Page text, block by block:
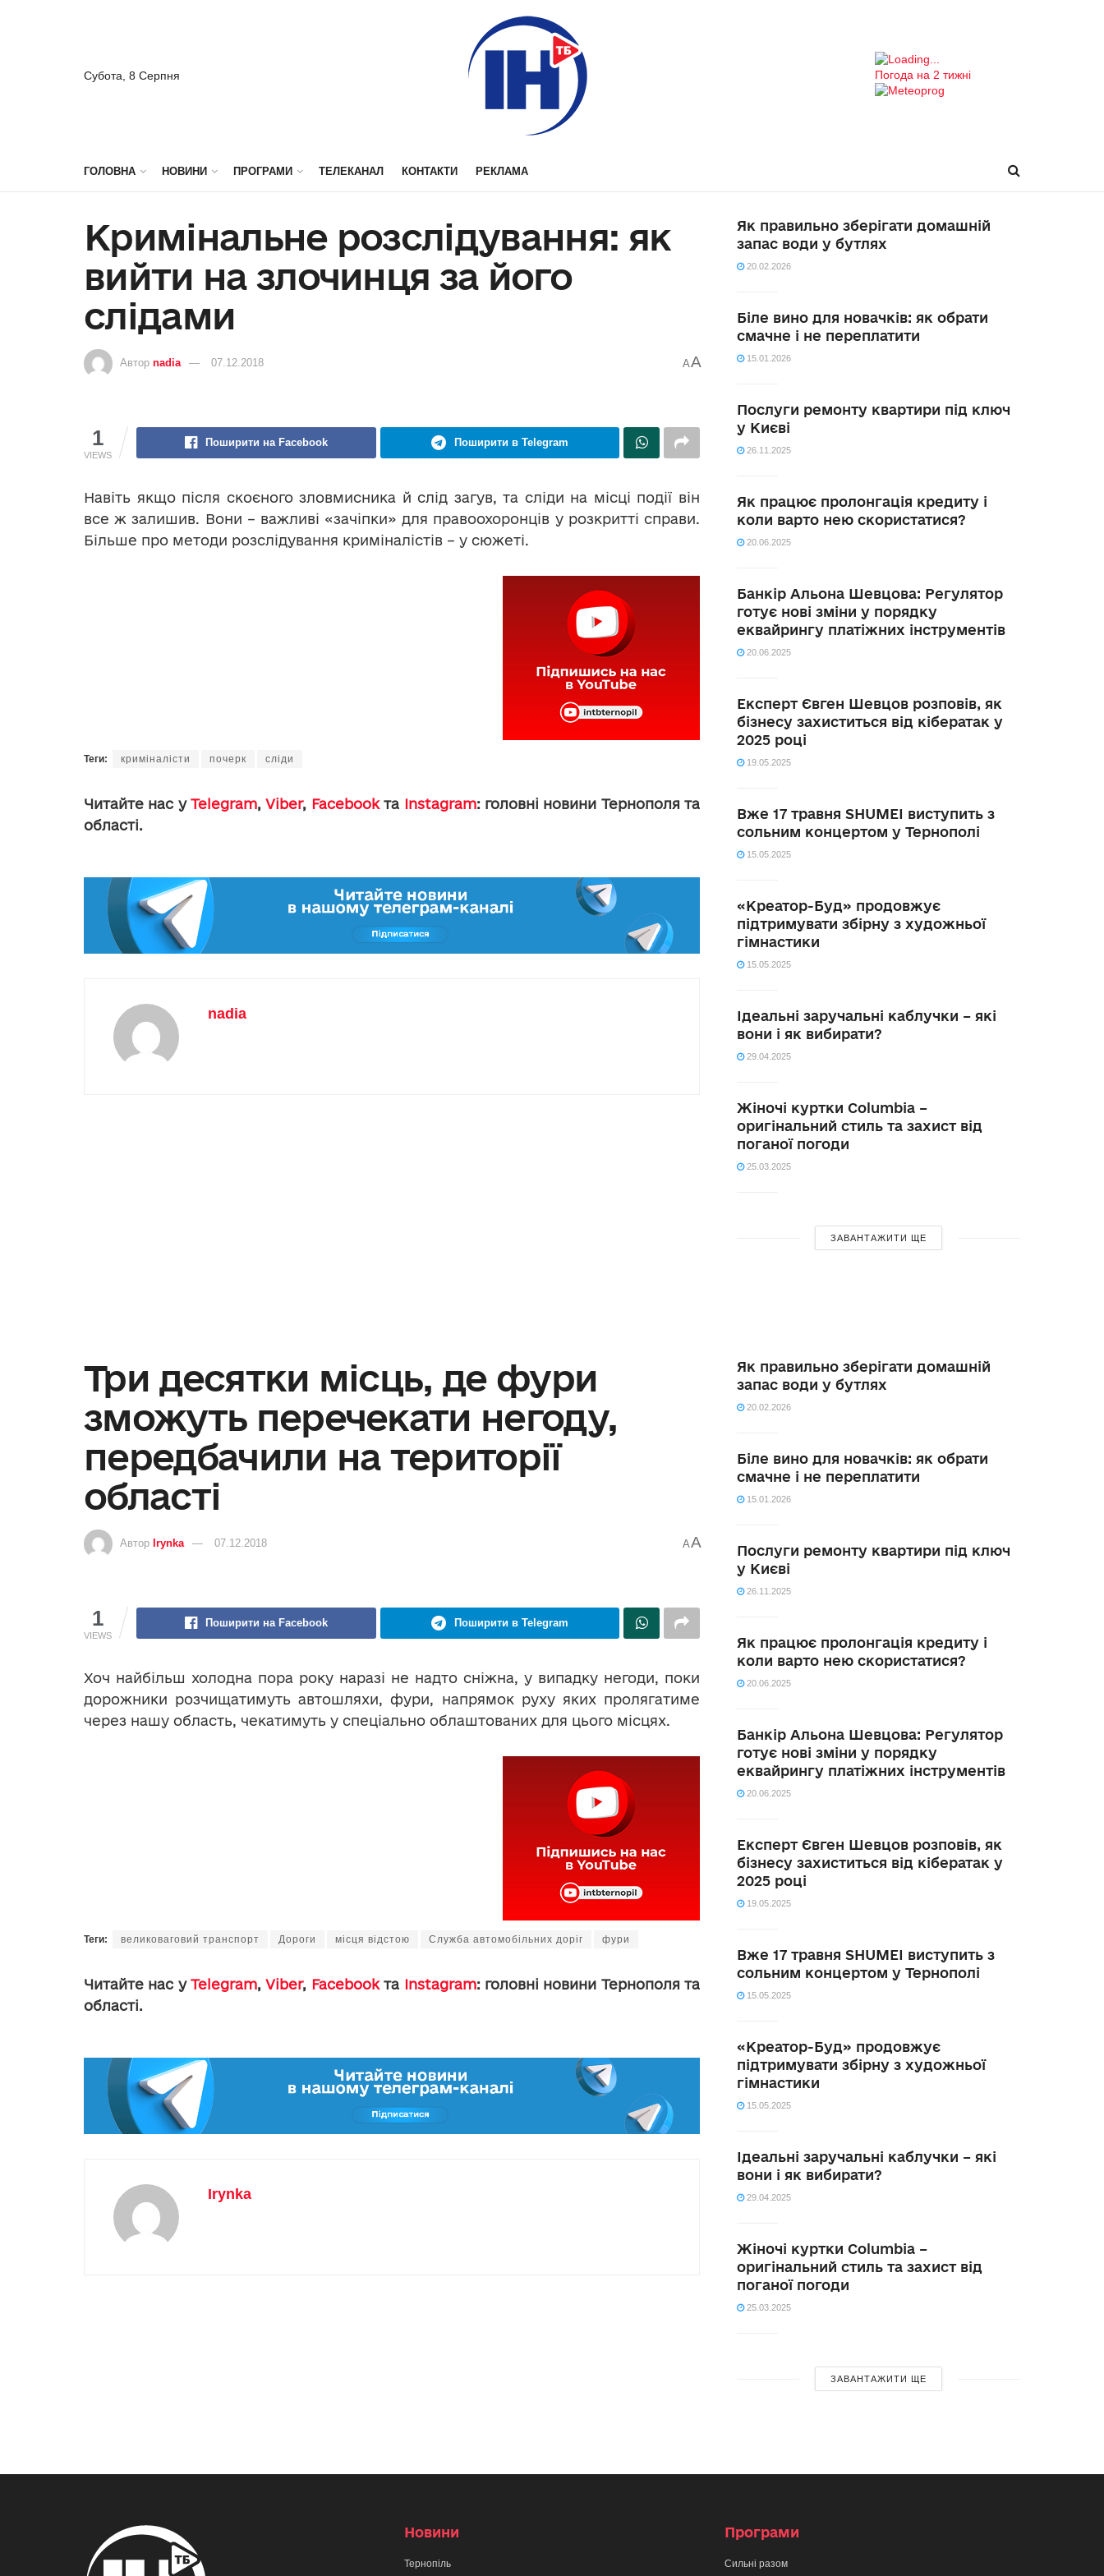
Субота, 8 Серпня Погода на 2 тижні
ГОЛОВНА НОВИНИ ПРОГРАМИ ТЕЛЕКАНАЛ КОНТАКТИ РЕКЛАМА
Кримінальне розслідування: як
вийти на злочинця за його
слідами
Автор nadia 07.12.2018 AA
1
VIEWS
Поширити на Facebook Поширити в Telegram
Навіть якщо після скоєного зловмисника й слід загув, та сліди на місці події він
все ж залишив. Вони – важливі «зачіпки» для правоохоронців у розкритті справи.
Більше про методи розслідування криміналістів – у сюжеті.
Теги: криміналісти почерк сліди
Читайте нас уTelegram,Viber, Facebookта Instagram: головні новини Тернополя та
області.
nadia
Як правильно зберігати домашній
запас води у бутлях
20.02.2026
Біле вино для новачків: як обрати
смачне і не переплатити
15.01.2026
Послуги ремонту квартири під ключ
у Києві
26.11.2025
Як працює пролонгація кредиту і
коли варто нею скористатися?
20.06.2025
Банкір Альона Шевцова: Регулятор
готує нові зміни у порядку
еквайрингу платіжних інструментів
20.06.2025
Експерт Євген Шевцов розповів, як
бізнесу захиститься від кібератак у
2025 році
19.05.2025
Вже 17 травня SHUMEI виступить з
сольним концертом у Тернополі
15.05.2025
«Креатор-Буд» продовжує
підтримувати збірну з художньої
гімнастики
15.05.2025
Ідеальні заручальні каблучки – які
вони і як вибирати?
29.04.2025
Жіночі куртки Columbia –
оригінальний стиль та захист від
поганої погоди
25.03.2025
ЗАВАНТАЖИТИ ЩЕ
Три десятки місць, де фури
зможуть перечекати негоду,
передбачили на території
області
Автор Irynka 07.12.2018 AA
1
VIEWS
Поширити на Facebook Поширити в Telegram
Хоч найбільш холодна пора року наразі не надто сніжна, у випадку негоди, поки
дорожники розчищатимуть автошляхи, фури, напрямок руху яких пролягатиме
через нашу область, чекатимуть у спеціально облаштованих для цього місцях.
Теги: великоваговий транспорт Дороги місця відстою Служба автомобільних доріг фури
Читайте нас уTelegram,Viber, Facebookта Instagram: головні новини Тернополя та
області.
Irynka
Як правильно зберігати домашній
запас води у бутлях
20.02.2026
Біле вино для новачків: як обрати
смачне і не переплатити
15.01.2026
Послуги ремонту квартири під ключ
у Києві
26.11.2025
Як працює пролонгація кредиту і
коли варто нею скористатися?
20.06.2025
Банкір Альона Шевцова: Регулятор
готує нові зміни у порядку
еквайрингу платіжних інструментів
20.06.2025
Експерт Євген Шевцов розповів, як
бізнесу захиститься від кібератак у
2025 році
19.05.2025
Вже 17 травня SHUMEI виступить з
сольним концертом у Тернополі
15.05.2025
«Креатор-Буд» продовжує
підтримувати збірну з художньої
гімнастики
15.05.2025
Ідеальні заручальні каблучки – які
вони і як вибирати?
29.04.2025
Жіночі куртки Columbia –
оригінальний стиль та захист від
поганої погоди
25.03.2025
ЗАВАНТАЖИТИ ЩЕ
Новини
Тернопіль
Програми
Сильні разом